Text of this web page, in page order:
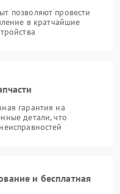
позволяют провести
в кратчайшие
гарантия на
детали, что
и бесплатная